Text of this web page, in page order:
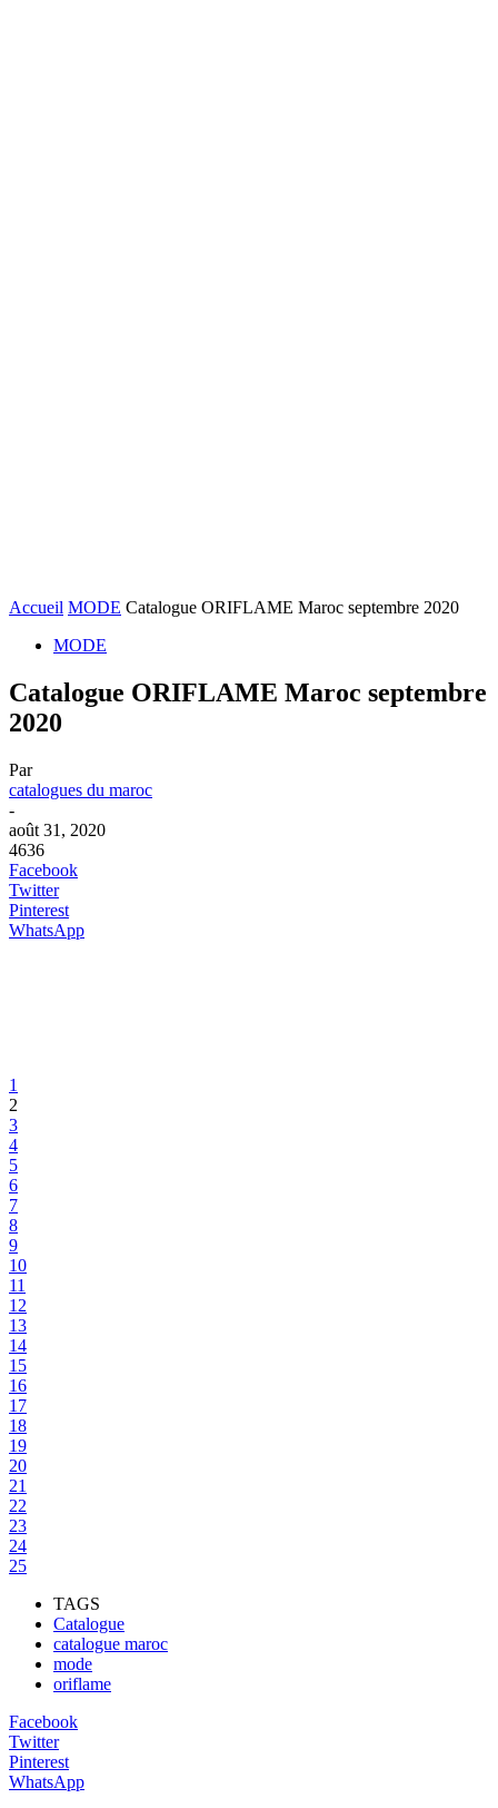
Accueil MODE Catalogue ORIFLAME Maroc septembre 2020
MODE
Catalogue ORIFLAME Maroc septembre
2020
Par
catalogues du maroc
-
août 31, 2020
4636
Facebook
Twitter
Pinterest
WhatsApp
1
2
3
4
5
6
7
8
9
10
11
12
13
14
15
16
17
18
19
20
21
22
23
24
25
TAGS
Catalogue
catalogue maroc
mode
oriflame
Facebook
Twitter
Pinterest
WhatsApp